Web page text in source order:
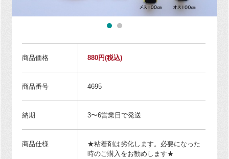
商品価格 880円(税込)
商品番号 4695
納期 3〜6営業日で発送
商品仕様
★粘着剤は劣化します。必要になった
時のご購入をお勧めします★